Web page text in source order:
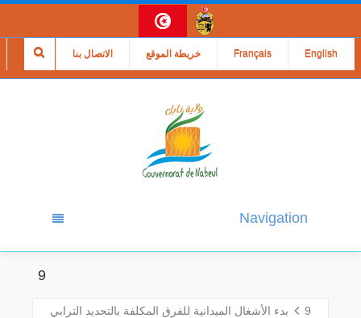
الاتصال بنا خريطة الموقع Français English
Navigation
9
9
بدء الأشغال الميدانية للفرق المكلفة بالتحديد الترابي